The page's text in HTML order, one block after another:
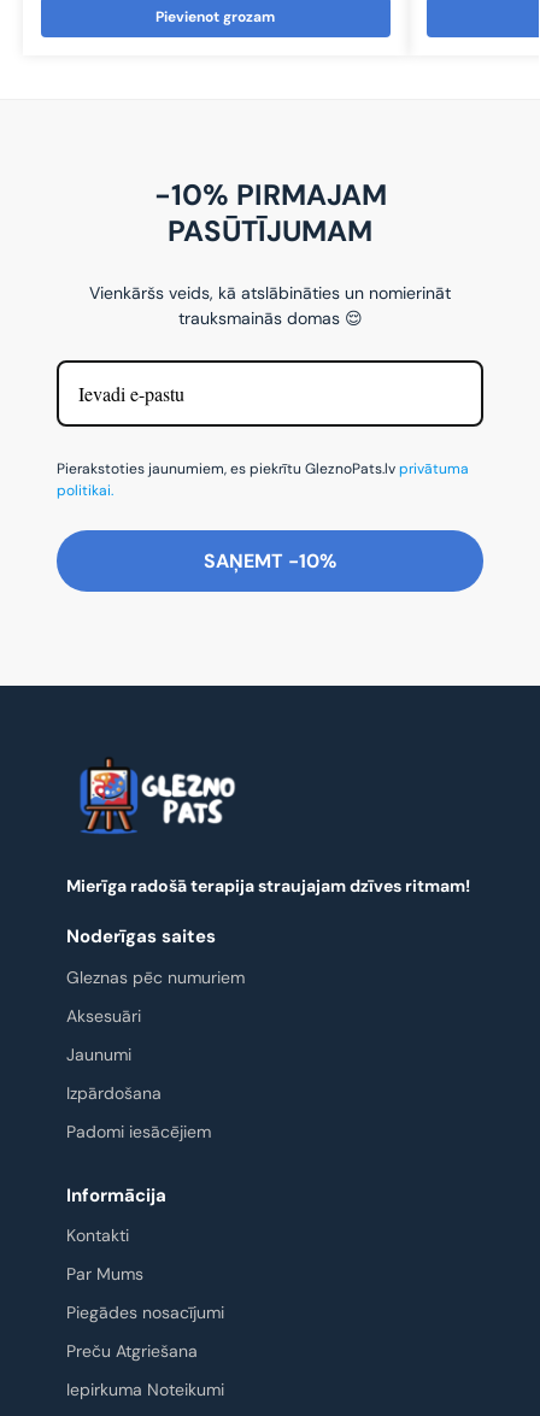
Pievienot grozam
-10% PIRMAJAM
PASŪTĪJUMAM
Vienkāršs veids, kā atslābināties un nomierināt
trauksmainās domas 😌
Pierakstoties jaunumiem, es piekrītu GleznoPats.lvprivātuma
politikai.
SAŅEMT -10%
Mierīga radošā terapija straujajam dzīves ritmam!
Noderīgas saites
Gleznas pēc numuriem
Aksesuāri
Jaunumi
Izpārdošana
Padomi iesācējiem
Informācija
Kontakti
Par Mums
Piegādes nosacījumi
Preču Atgriešana
Iepirkuma Noteikumi